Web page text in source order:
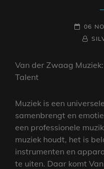
OP
06
Van der Zwaag
Talent
Muziek is een
samenbrengt en
een professionele
muziek houdt, het is
instrumenten en
te uiten. Daar komt